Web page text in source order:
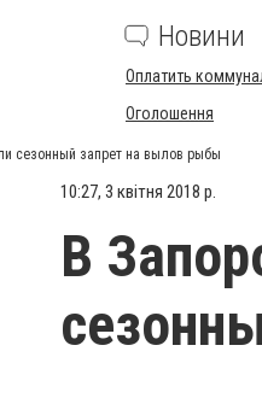
Новини
Оплатить
Оголошення
сезонный запрет на вылов рыбы
10:27, 3 квітня 2018 р.
В